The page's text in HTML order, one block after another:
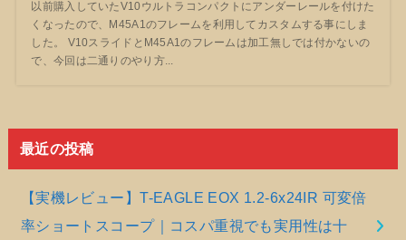
以前購入していたV10ウルトラコンパクトにアンダーレールを付けた
くなったので、M45A1のフレームを利用してカスタムする事にしま
した。 V10スライドとM45A1のフレームは加工無しでは付かないの
で、今回は二通りのやり方...
最近の投稿
【実機レビュー】T-EAGLE EOX 1.2-6x24IR 可変倍
率ショートスコープ｜コスパ重視でも実用性は十